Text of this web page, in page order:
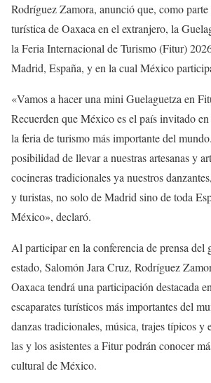
Rodríguez Zamora, anunció que, como
turística de Oaxaca en el extranjero, la
la Feria Internacional de Turismo (Fitur)
Madrid, España, y en la cual México
«Vamos a hacer una mini Guelaguetza en
Recuerden que México es el país invitado
la feria de turismo más importante del
posibilidad de llevar a nuestras artesanas y
cocineras tradicionales ya nuestros
y turistas, no solo de Madrid sino de toda
México», declaró.
Al participar en la conferencia de prensa del
estado, Salomón Jara Cruz, Rodríguez
Oaxaca tendrá una participación destacada
escaparates turísticos más importantes del
danzas tradicionales, música, trajes típicos y
las y los asistentes a Fitur podrán conocer
cultural de México.